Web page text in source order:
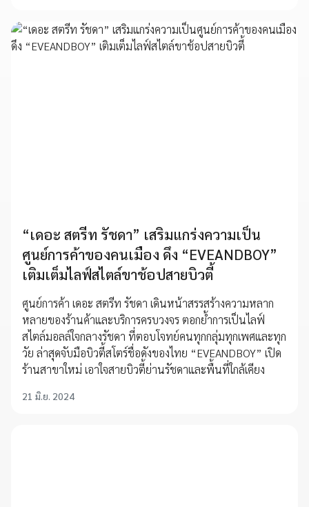
“เดอะ สตรีท รัชดา” เสริมแกร่งความเป็น
ศูนย์การค้าของคนเมือง ดึง “EVEANDBOY”
เติมเต็มไลฟ์สไตล์ขาช้อปสายบิวตี้
ศูนย์การค้า เดอะ สตรีท รัชดา เดินหน้าสรรสร้างความหลาก
หลายของร้านค้าและบริการครบวงจร ตอกย้ำการเป็นไลฟ์
สไตล์มอลล์ใจกลางรัชดา ที่ตอบโจทย์คนทุกกลุ่มทุกเพศและทุก
วัย ล่าสุดจับมือบิวตี้สโตร์ชื่อดังของไทย “EVEANDBOY” เปิด
ร้านสาขาใหม่ เอาใจสายบิวตี้ย่านรัชดาและพื้นที่ใกล้เคียง
21 มิ.ย. 2024